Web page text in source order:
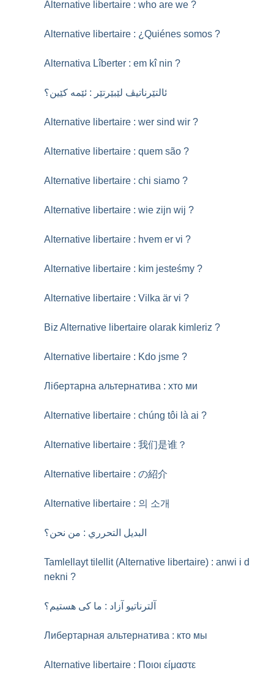
Alternative libertaire : who are we ?
Alternative libertaire : ¿Quiénes somos ?
Alternativa Lîberter : em kî nin ?
ئالتێرناتیڤ لێبێرتێر : ئێمە کێین؟
Alternative libertaire : wer sind wir ?
Alternative libertaire : quem são ?
Alternative libertaire : chi siamo ?
Alternative libertaire : wie zijn wij ?
Alternative libertaire : hvem er vi ?
Alternative libertaire : kim jesteśmy ?
Alternative libertaire : Vilka är vi ?
Biz Alternative libertaire olarak kimleriz ?
Alternative libertaire : Kdo jsme ?
Лібертарна альтернатива : хто ми
Alternative libertaire : chúng tôi là ai ?
Alternative libertaire : 我们是谁？
Alternative libertaire : の紹介
Alternative libertaire : 의 소개
البديل التحرري : من نحن؟
Tamlellayt tilellit (Alternative libertaire) : anwi i d
nekni ?
آلترناتیو آزاد : ما کی هستیم؟
Либертарная альтернатива : кто мы
Alternative libertaire : Ποιοι είμαστε